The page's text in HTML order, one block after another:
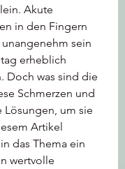
Akute
in den Fingern
sein
erheblich
Doch was sind die
Schmerzen und
um sie
Artikel
das Thema ein
wertvolle